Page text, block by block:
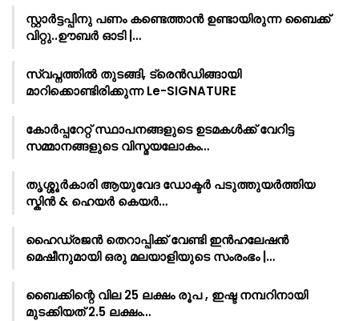
സ്റ്റാർട്ടപ്പിനു പണം കണ്ടെത്താൻ ഉണ്ടായിരുന്ന ബൈക്ക്
വിറ്റു..ഊബർ ഓടി |…
സ്വപ്നത്തിൽ തുടങ്ങി, ട്രെൻഡിങ്ങായി
മാറിക്കൊണ്ടിരിക്കുന്ന Le-SIGNATURE
കോർപ്പറേറ്റ് സ്ഥാപനങ്ങളുടെ ഉടമകൾക്ക് വേറിട്ട
സമ്മാനങ്ങളുടെ വിസ്മയലോകം…
തൃശ്ശൂർകാരി ആയുവേദ ഡോക്ടർ പടുത്തുയർത്തിയ
സ്കിൻ & ഹെയർ കെയർ…
ഹൈഡ്രജൻ തെറാപ്പിക്ക് വേണ്ടി ഇൻഹലേഷൻ
മെഷീനുമായി ഒരു മലയാളിയുടെ സംരംഭം |…
ബൈക്കിന്റെ വില 25 ലക്ഷം രൂപ , ഇഷ്ട നമ്പറിനായി
മുടക്കിയത് 2.5 ലക്ഷം…